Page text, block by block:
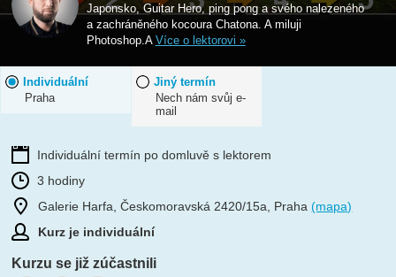
Japonsko, Guitar Hero, ping pong a svého nalezeného
a zachráněného kocoura Chatona. A miluji
Photoshop.A Více o lektorovi »
Individuální
Praha
Jiný termín
Nech nám svůj e-
mail
Individuální termín po domluvě s lektorem
3 hodiny
Galerie Harfa, Českomoravská 2420/15a, Praha(mapa)
Kurz je individuální
Kurzu se již zúčastnili